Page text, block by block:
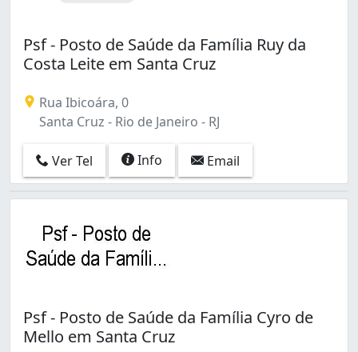
Vila da Penha (1)
Vista Alegre (1)
Psf - Posto de Saúde da Família Ruy da
Costa Leite em Santa Cruz
Rua Ibicoára, 0
Santa Cruz - Rio de Janeiro - RJ
Ver Tel Info Email
Psf - Posto de Saúde da Família Cyro de
Mello em Santa Cruz